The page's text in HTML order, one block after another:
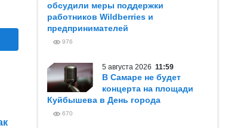
обсудили меры поддержки
работников Wildberries и
предпринимателей
976
5 августа 2026 11:59
В Самаре не будет
концерта на площади
Куйбышева в День города
670